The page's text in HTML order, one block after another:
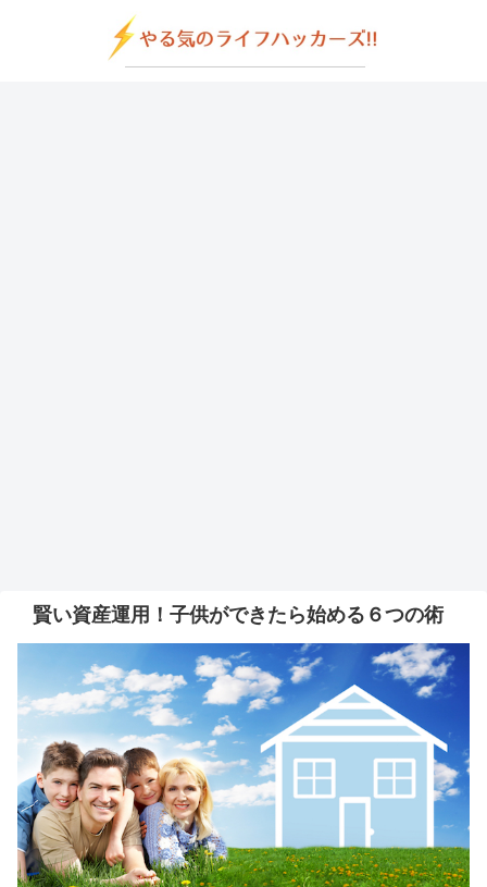
賢い資産運用！子供ができたら始める６つの術